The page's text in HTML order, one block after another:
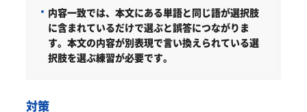
内容一致では、本文にある単語と同じ語が選択肢
に含まれているだけで選ぶと誤答につながりま
す。本文の内容が別表現で言い換えられている選
択肢を選ぶ練習が必要です。
対策